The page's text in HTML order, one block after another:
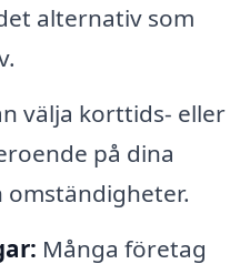
alternativ som
välja korttids- eller
på dina
omständigheter.
Många företag